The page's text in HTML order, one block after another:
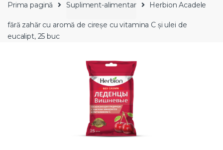
Prima pagină Supliment-alimentar Herbion Acadele
fără zahăr cu aromă de cireșe cu vitamina C și ulei de
eucalipt, 25 buc